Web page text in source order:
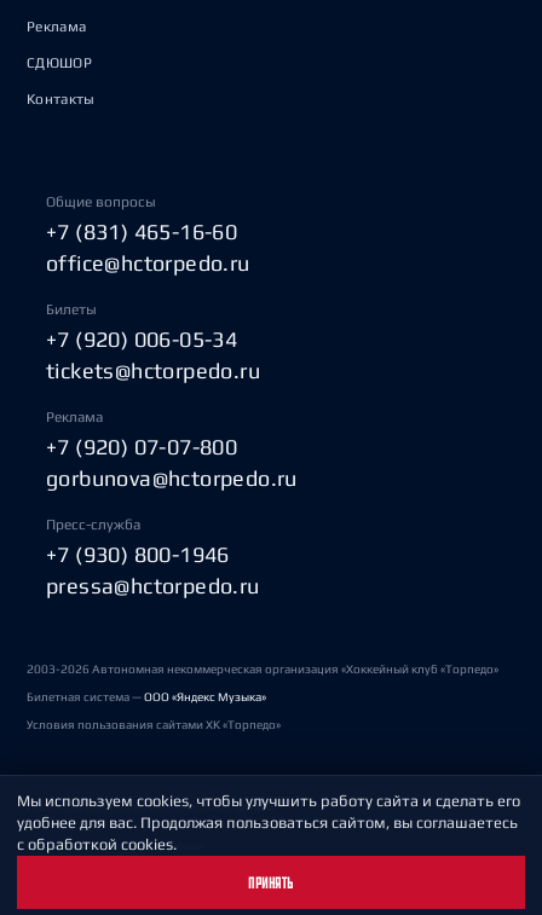
Реклама
СДЮШОР
Контакты
Общие вопросы
+7 (831) 465-16-60
office@hctorpedo.ru
Билеты
+7 (920) 006-05-34
tickets@hctorpedo.ru
Реклама
+7 (920) 07-07-800
gorbunova@hctorpedo.ru
Пресс-служба
+7 (930) 800-1946
pressa@hctorpedo.ru
2003-2026 Автономная некоммерческая организация «Хоккейный клуб «Торпедо»
Билетная система —ООО «Яндекс Музыка»
Условия пользования сайтами ХК «Торпедо»
Политика обработки персональных данных
Пользовательское соглашение
Мы используем cookies, чтобы улучшить работу сайта и сделать его
удобнее для вас. Продолжая пользоваться сайтом, вы соглашаетесь
с обработкой cookies.
ПРИНЯТЬ